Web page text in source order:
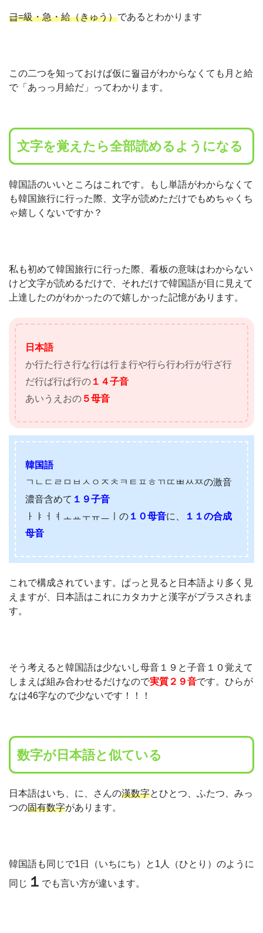
급=級・急・給（きゅう）であるとわかります
この二つを知っておけば仮に월급がわからなくても月と給
で「あっっ月給だ」ってわかります。
文字を覚えたら全部読めるようになる
韓国語のいいところはこれです。もし単語がわからなくて
も韓国旅行に行った際、文字が読めただけでもめちゃくち
ゃ嬉しくないですか？
私も初めて韓国旅行に行った際、看板の意味はわからない
けど文字が読めるだけで、それだけで韓国語が目に見えて
上達したのがわかったので嬉しかった記憶があります。
日本語
か行た行さ行な行は行ま行や行ら行わ行が行ざ行
だ行ば行ぱ行の １４子音
あいうえおの ５母音
韓国語
ㄱㄴㄷㄹㅁㅂㅅㅇㅈㅊㅋㅌㅍㅎㄲㄸㅃㅆㅉの激音
濃音含めて １９子音
ㅏㅑㅓㅕㅗㅛㅜㅠㅡㅣの １０母音に、
１１の合成
母音
これで構成されています。ぱっと見ると日本語より多く見
えますが、日本語はこれにカタカナと漢字がプラスされま
す。
そう考えると韓国語は少ないし母音１９と子音１０覚えて
しまえば組み合わせるだけなので実質２９音です。ひらが
なは46字なので少ないです！！！
数字が日本語と似ている
日本語はいち、に、さんの漢数字とひとつ、ふたつ、みっ
つの固有数字があります。
韓国語も同じで1日（いちにち）と1人（ひとり）のように
同じ １ でも言い方が違います。